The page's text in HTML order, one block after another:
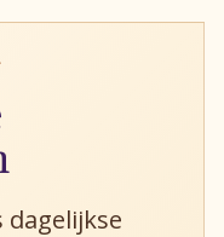
dagelijkse